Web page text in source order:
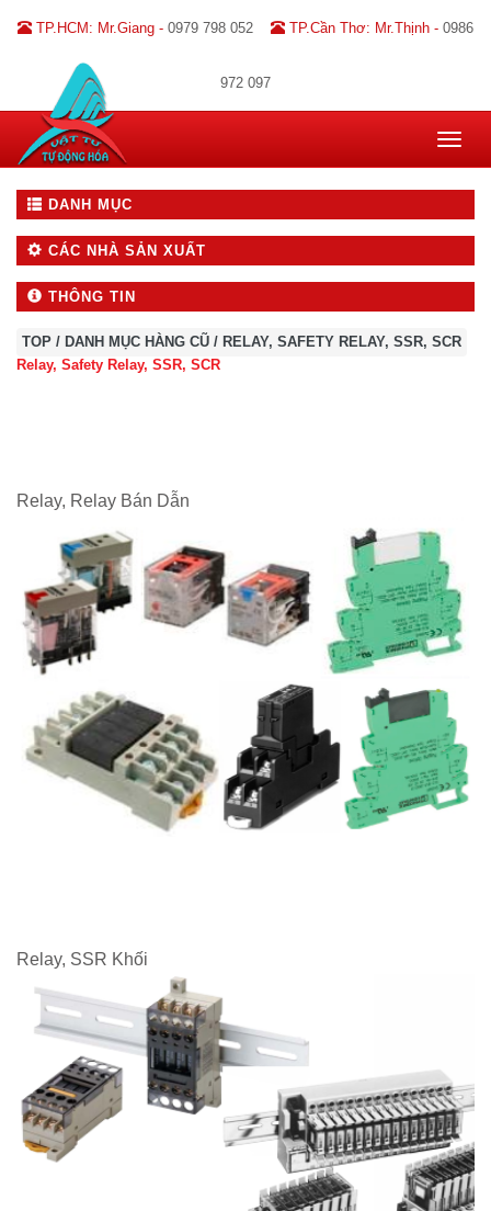
TP.HCM: Mr.Giang - 0979 798 052 TP.Cần Thơ: Mr.Thịnh - 0986
972 097
Toggle
DANH MỤC
CÁC NHÀ SẢN XUẤT
THÔNG TIN
TOP / DANH MỤC HÀNG CŨ / RELAY, SAFETY RELAY, SSR, SCR
Relay, Safety Relay, SSR, SCR
Relay, Relay Bán Dẫn
Relay, SSR Khối